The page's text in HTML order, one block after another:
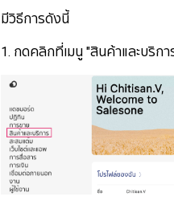
มีวิธีการดังนี้
1. กดคลิกที่เมนู "สินค้าและบริกา